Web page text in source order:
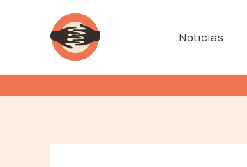
contenido
Noticias